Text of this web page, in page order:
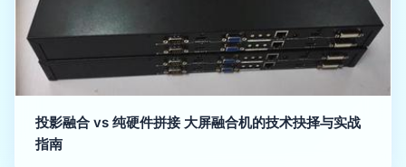
投影融合 vs 纯硬件拼接 大屏融合机的技术抉择与实战
指南